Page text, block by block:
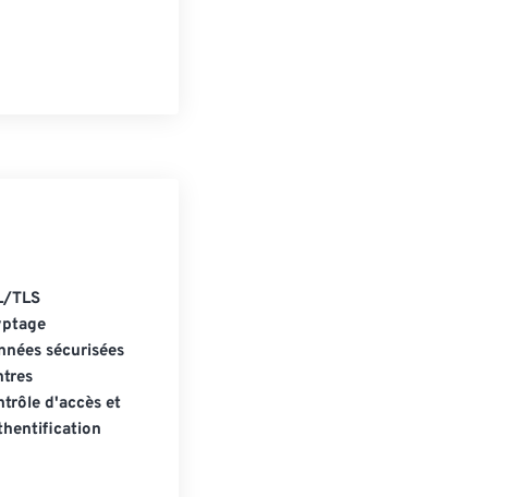
TLS
sécurisées
d'accès et